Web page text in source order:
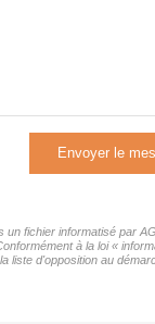
Envoyer le
fichier informatisé par
à la loi «
d'opposition au